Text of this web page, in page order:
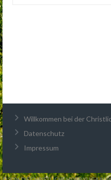
Willkommen bei der
Datenschutz
Impressum